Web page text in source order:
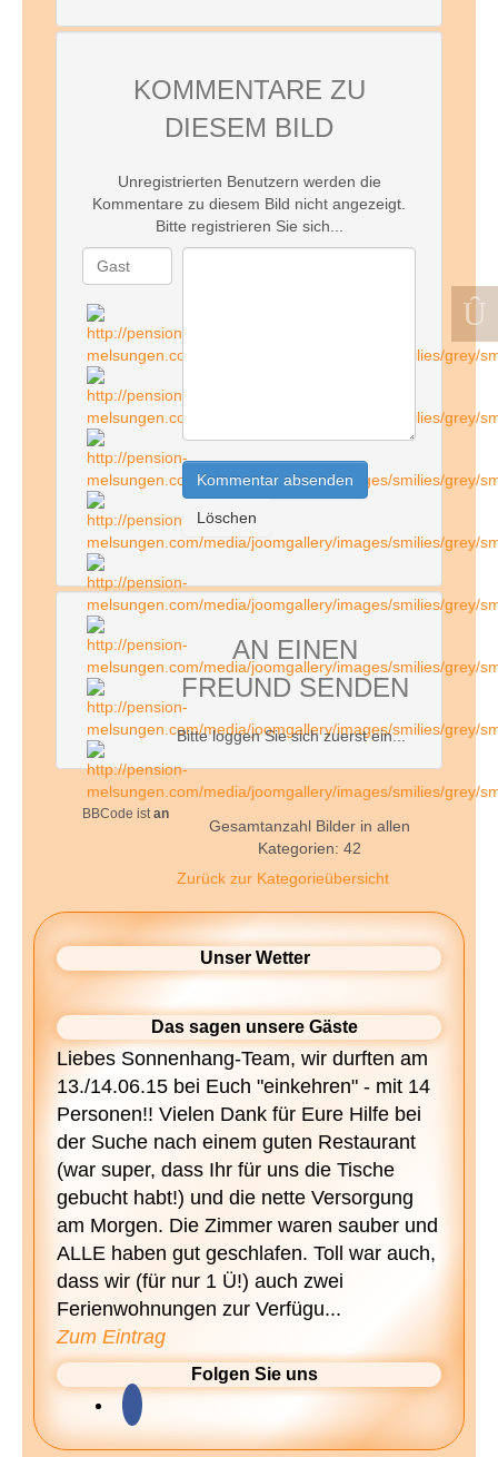
KOMMENTARE ZU
DIESEM BILD
Unregistrierten Benutzern werden die
Kommentare zu diesem Bild nicht angezeigt.
Bitte registrieren Sie sich...
BBCode istan
AN EINEN
FREUND SENDEN
Bitte loggen Sie sich zuerst ein...
Gesamtanzahl Bilder in allen
Kategorien: 42
Zurück zur Kategorieübersicht
Unser Wetter
Das sagen unsere Gäste
Liebes Sonnenhang-Team, wir durften am
13./14.06.15 bei Euch "einkehren" - mit 14
Personen!! Vielen Dank für Eure Hilfe bei
der Suche nach einem guten Restaurant
(war super, dass Ihr für uns die Tische
gebucht habt!) und die nette Versorgung
am Morgen. Die Zimmer waren sauber und
ALLE haben gut geschlafen. Toll war auch,
dass wir (für nur 1 Ü!) auch zwei
Ferienwohnungen zur Verfügu...
Zum Eintrag
Folgen Sie uns